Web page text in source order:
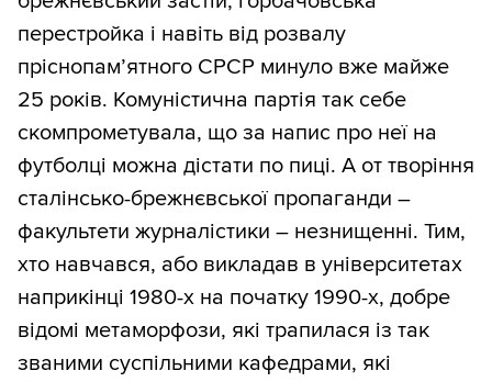
перестройка і навіть від розвалу
пріснопамʼятного СРСР минуло вже майже
25 років. Комуністична партія так себе
скомпрометувала, що за напис про неї на
футболці можна дістати по пиці. А от творіння
сталінсько-брежнєвської пропаганди –
факультети журналістики – незнищенні. Тим,
хто навчався, або викладав в університетах
наприкінці 1980-х на початку 1990-х, добре
відомі метаморфози, які трапилася із так
званими суспільними кафедрами, які